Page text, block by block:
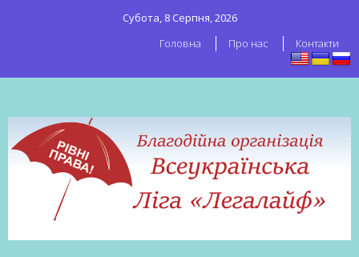
Субота, 8 Серпня, 2026
Головна
Про нас Контакти
робітників